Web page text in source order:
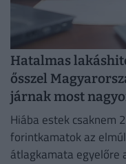
Hatalmas
ősszel
járnak most
Hiába estek csaknem
forintkamatok az
átlagkamata egyelőre